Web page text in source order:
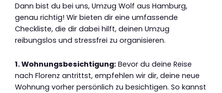
Dann bist du bei uns, Umzug Wolf aus Hamburg,
genau richtig! Wir bieten dir eine umfassende
Checkliste, die dir dabei hilft, deinen Umzug
reibungslos und stressfrei zu organisieren.
1. Wohnungsbesichtigung: Bevor du deine Reise
nach Florenz antrittst, empfehlen wir dir, deine neue
Wohnung vorher persönlich zu besichtigen. So kannst